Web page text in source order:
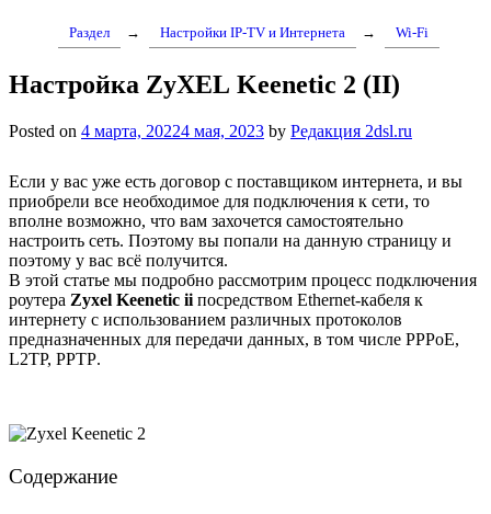
Раздел → Настройки IP-TV и Интернета → Wi-Fi
Настройка ZyXEL Keenetic 2 (II)
Posted on 4 марта, 20224 мая, 2023 by Редакция 2dsl.ru
Если у вас уже есть договор с поставщиком интернета, и вы
приобрели все необходимое для подключения к сети, то
вполне возможно, что вам захочется самостоятельно
настроить сеть. Поэтому вы попали на данную страницу и
поэтому у вас всё получится.
В этой статье мы подробно рассмотрим процесс подключения
роутера Zyxel Keenetic ii посредством Ethernet-кабеля к
интернету с использованием различных протоколов
предназначенных для передачи данных, в том числе PPPoE,
L2TP, PPTP.
Содержание